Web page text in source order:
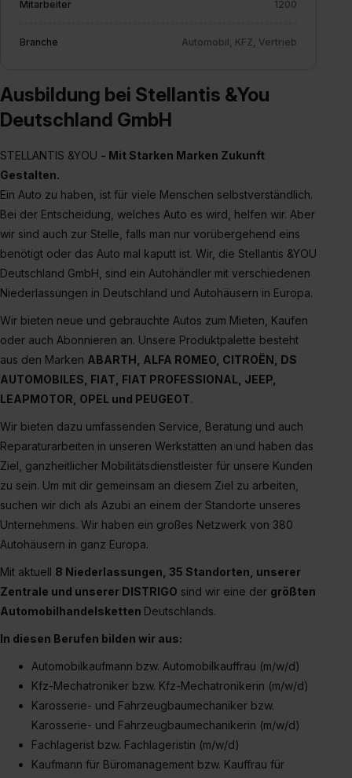
der Kategorien „Präferenzen“, „Statistiken“ und „Social
Media und Marketing“ umfasst hierbei die Einwilligung
zur Übermittlung deiner Daten in die USA (Art. 49 Abs. 1
S. 1 lit. a) DS-GVO). Die USA verfügen über kein
Wirkung für die Zukunft ganz oder teilweise über unsere
Datenschutzerklärung unter dem Punkt „Datenschutz-
Einstellungen“ widerrufen. Weitere Informationen zu den
einzelnen Cookies findest du durch Klick auf „Details
zeigen“. Weitere Informationen:Datenschutzerklärung
Impressum.
Mitarbeiter 1200
Branche Automobil, KFZ, Vertrieb
Ausbildung bei Stellantis &You
Deutschland GmbH
STELLANTIS &YOU - Mit Starken Marken Zukunft
Gestalten.
Ein Auto zu haben, ist für viele Menschen selbstverständlich.
Bei der Entscheidung, welches Auto es wird, helfen wir. Aber
wir sind auch zur Stelle, falls man nur vorübergehend eins
benötigt oder das Auto mal kaputt ist. Wir, die Stellantis &YOU
Deutschland GmbH, sind ein Autohändler mit verschiedenen
Niederlassungen in Deutschland und Autohäusern in Europa.
Wir bieten neue und gebrauchte Autos zum Mieten, Kaufen
oder auch Abonnieren an. Unsere Produktpalette besteht
aus den Marken ABARTH, ALFA ROMEO, CITROËN, DS
AUTOMOBILES, FIAT, FIAT PROFESSIONAL, JEEP,
LEAPMOTOR, OPEL und PEUGEOT.
Wir bieten dazu umfassenden Service, Beratung und auch
Reparaturarbeiten in unseren Werkstätten an und haben das
Ziel, ganzheitlicher Mobilitätsdienstleister für unsere Kunden
zu sein. Um mit dir gemeinsam an diesem Ziel zu arbeiten,
suchen wir dich als Azubi an einem der Standorte unseres
Unternehmens. Wir haben ein großes Netzwerk von 380
Autohäusern in ganz Europa.
Mit aktuell 8 Niederlassungen, 35 Standorten, unserer
Zentrale und unserer DISTRIGO sind wir eine der größten
Automobilhandelsketten Deutschlands.
In diesen Berufen bilden wir aus:
Automobilkaufmann bzw. Automobilkauffrau (m/w/d)
Kfz-Mechatroniker bzw. Kfz-Mechatronikerin (m/w/d)
Karosserie- und Fahrzeugbaumechaniker bzw.
Karosserie- und Fahrzeugbaumechanikerin (m/w/d)
Fachlagerist bzw. Fachlageristin (m/w/d)
Kaufmann für Büromanagement bzw. Kauffrau für